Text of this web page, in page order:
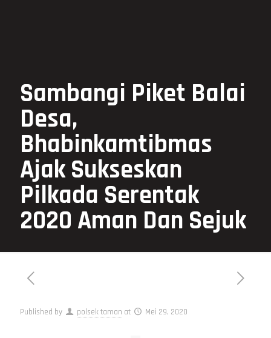
Sambangi Piket Balai
Desa,
Bhabinkamtibmas
Ajak Sukseskan
Pilkada Serentak
2020 Aman Dan Sejuk
Published by polsek taman at Mei 29, 2020